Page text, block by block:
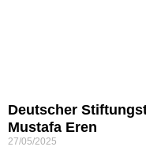
Deutscher
Mustafa Eren
27/05/2025